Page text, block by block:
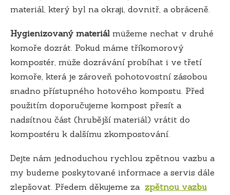
materiál, který byl na okraji, dovnitř, a obráceně.
Hygienizovaný materiál můžeme nechat v druhé
komoře dozrát. Pokud máme tříkomorový
kompostér, může dozrávání probíhat i ve třetí
komoře, která je zároveň pohotovostní zásobou
snadno přístupného hotového kompostu. Před
použitím doporučujeme kompost přesít a
nadsítnou část (hrubější materiál) vrátit do
kompostéru k dalšímu zkompostování.
Dejte nám jednoduchou rychlou zpětnou vazbu a
my budeme poskytované informace a servis dále
zlepšovat. Předem děkujeme za zpětnou vazbu